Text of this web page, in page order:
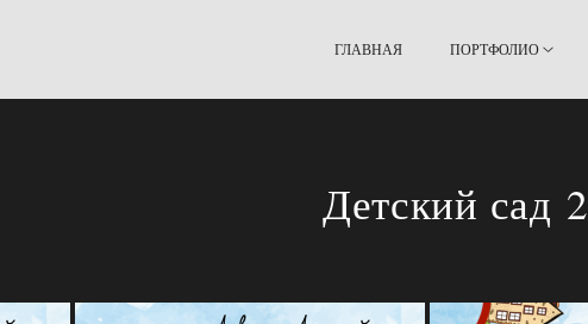
ГЛАВНАЯ ПОРТФОЛИО
Детский сад 2